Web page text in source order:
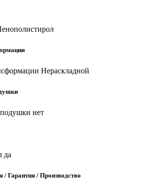
Нераскладной
нет
да
/ Гарантия / Производство